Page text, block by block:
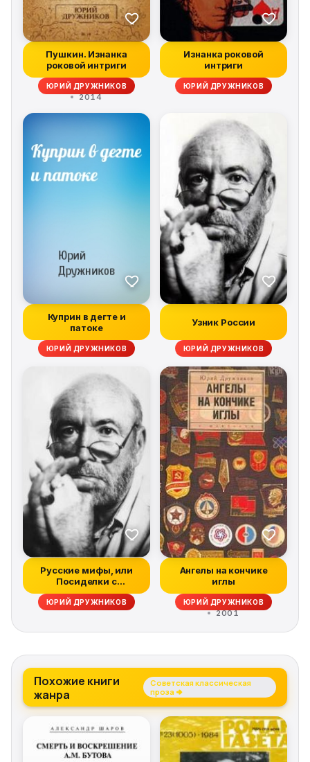
Пушкин. Изнанка
роковой интриги
ЮРИЙ ДРУЖНИКОВ
2014
Изнанка роковой
интриги
ЮРИЙ ДРУЖНИКОВ
Куприн в дегте и
патоке
ЮРИЙ ДРУЖНИКОВ
Узник России
ЮРИЙ ДРУЖНИКОВ
Русские мифы, или
Посиделки с
классиками
(ЧЕЛОВЕК,...
ЮРИЙ ДРУЖНИКОВ
Ангелы на кончике
иглы
ЮРИЙ ДРУЖНИКОВ
2001
Похожие книги
жанра
Советская классическая
проза →